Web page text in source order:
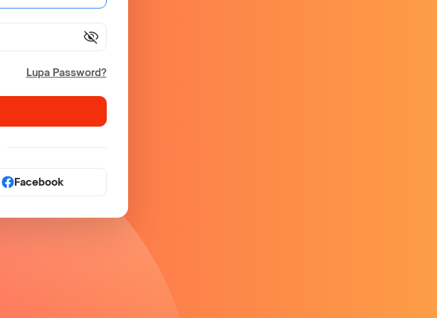
visibility_off
Lupa Password?
Facebook